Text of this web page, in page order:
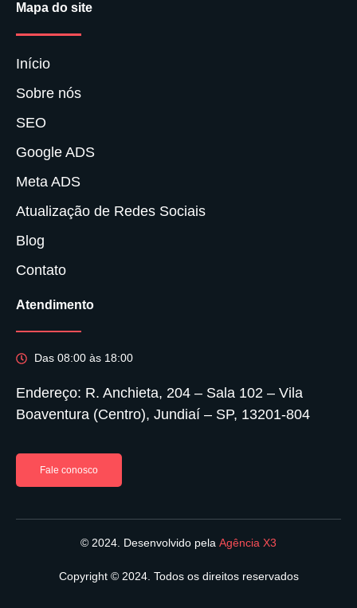
Mapa do site
Início
Sobre nós
SEO
Google ADS
Meta ADS
Atualização de Redes Sociais
Blog
Contato
Atendimento
Das 08:00 às 18:00
Endereço: R. Anchieta, 204 – Sala 102 – Vila
Boaventura (Centro), Jundiaí – SP, 13201-804
Fale conosco
© 2024. Desenvolvido pela Agência X3
Copyright © 2024. Todos os direitos reservados